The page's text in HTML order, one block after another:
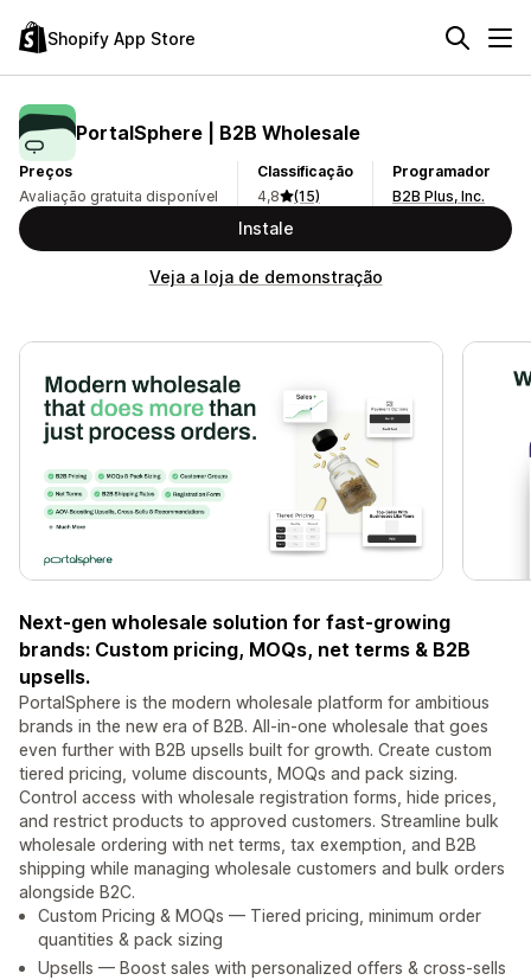
Shopify App Store
PortalSphere | B2B Wholesale
Preços
Avaliação gratuita disponível
Classificação
4,8
(15)
Programador
B2B Plus, Inc.
Instale
Veja a loja de demonstração
Next-gen wholesale solution for fast-growing
brands: Custom pricing, MOQs, net terms & B2B
upsells.
PortalSphere is the modern wholesale platform for ambitious
brands in the new era of B2B. All-in-one wholesale that goes
even further with B2B upsells built for growth. Create custom
tiered pricing, volume discounts, MOQs and pack sizing.
Control access with wholesale registration forms, hide prices,
and restrict products to approved customers. Streamline bulk
wholesale ordering with net terms, tax exemption, and B2B
shipping while managing wholesale customers and bulk orders
alongside B2C.
Custom Pricing & MOQs — Tiered pricing, minimum order
quantities & pack sizing
Upsells — Boost sales with personalized offers & cross-sells